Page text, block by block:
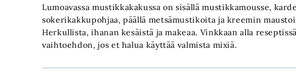
Lumoavassa mustikkakakussa on sisällä mustikkamousse,
sokerikakkupohjaa, päällä metsämustikoita ja kreemin
Herkullista, ihanan kesäistä ja makeaa. Vinkkaan alla
vaihtoehdon, jos et halua käyttää valmista mixiä.